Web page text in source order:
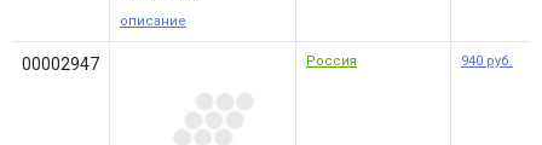
описание
00002947 Россия 940 руб.